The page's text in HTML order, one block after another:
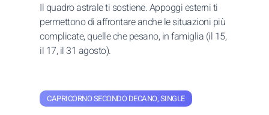
Il quadro astrale ti sostiene. Appoggi esterni ti
permettono di affrontare anche le situazioni più
complicate, quelle che pesano, in famiglia (il 15,
il 17, il 31 agosto).
CAPRICORNO SECONDO DECANO, SINGLE